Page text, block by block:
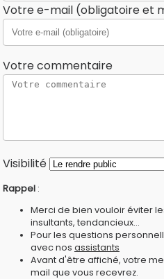
Votre e-mail (obligatoire et
Votre commentaire
Visibilité
Rappel :
Merci de bien vouloir éviter
insultants, tendancieux...
Pour les questions
avec nos assistants
Avant d'être affiché, votre
mail que vous recevrez.